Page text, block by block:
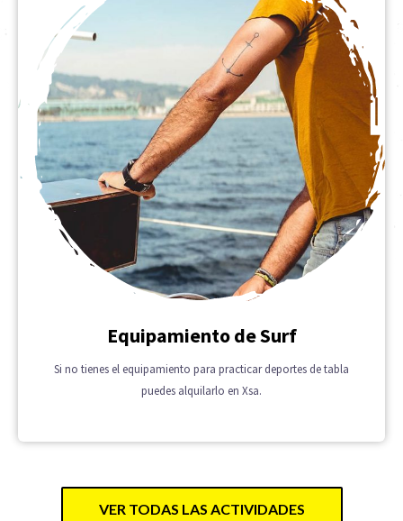
Equipamiento de Surf
Si no tienes el equipamiento para practicar deportes de tabla
puedes alquilarlo en Xsa.
VER TODAS LAS ACTIVIDADES